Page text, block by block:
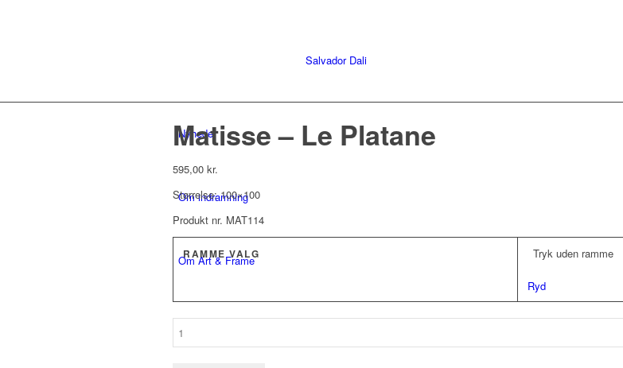
Salvador Dali
Nyheder
Om indramning
Om Art & Frame
Erhverv
Matisse – Le Platane
595,00 kr.
Størrelse: 100×100
Produkt nr. MAT114
RAMME VALG Tryk uden ramme
Ryd